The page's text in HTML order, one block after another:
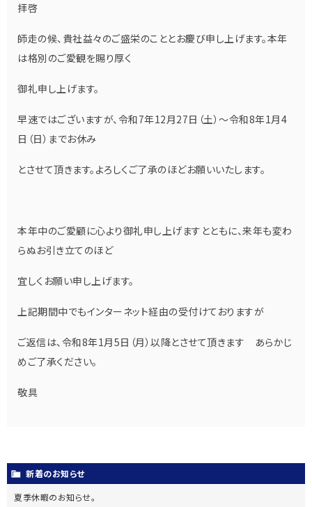
拝啓
師走の候、貴社益々のご盛栄のこととお慶び申し上げます。本年
は格別のご愛観を賜り厚く
御礼申し上げます。
早速ではございますが、令和7年12月27日（土）～令和8年1月4
日（日）までお休み
とさせて頂きます。よろしくご了承のほどお願いいたします。
本年中のご愛顧に心より御礼申し上げますとともに、来年も変わ
らぬお引き立てのほど
宜しくお願い申し上げます。
上記期間中でもインターネット経由の受付けておりますが
ご返信は、令和8年1月5日（月）以降とさせて頂きます あらかじ
めご了承ください。
敬具
新着のお知らせ
夏季休暇のお知らせ。